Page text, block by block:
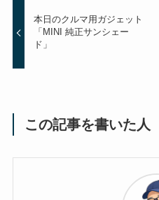
本日のクルマ用ガジェット
「MINI 純正サンシェー
ド」
この記事を書いた人